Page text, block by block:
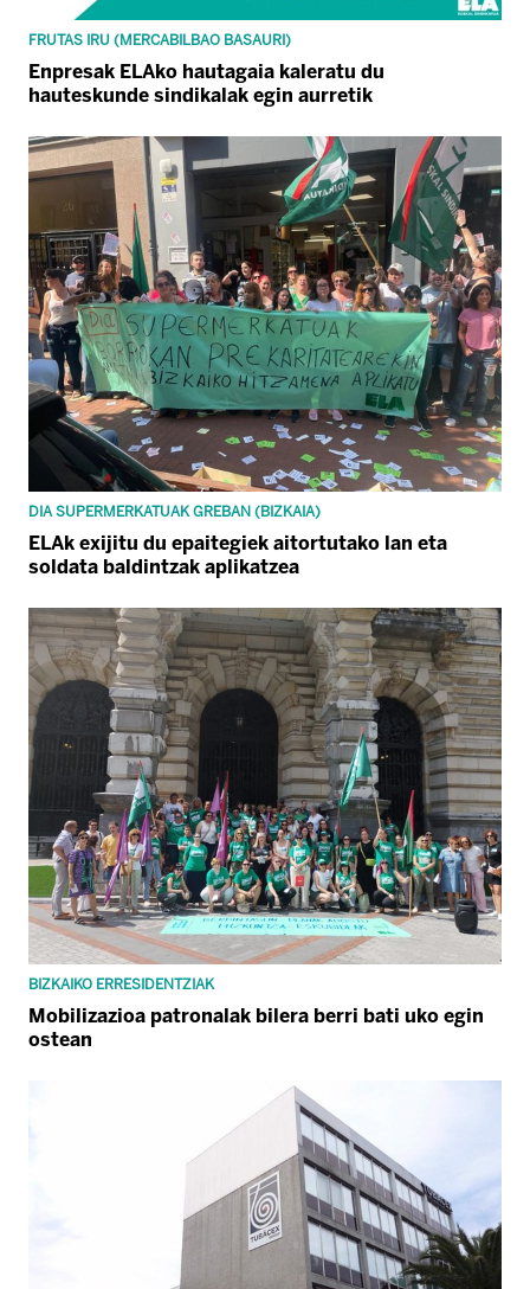
FRUTAS IRU (MERCABILBAO BASAURI)
Enpresak ELAko hautagaia kaleratu du
hauteskunde sindikalak egin aurretik
DIA SUPERMERKATUAK GREBAN (BIZKAIA)
ELAk exijitu du epaitegiek aitortutako lan eta
soldata baldintzak aplikatzea
BIZKAIKO ERRESIDENTZIAK
Mobilizazioa patronalak bilera berri bati uko egin
ostean